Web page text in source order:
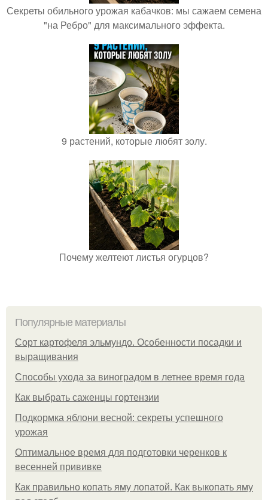
Секреты обильного урожая кабачков: мы сажаем семена
"на Ребро" для максимального эффекта.
9 растений, которые любят золу.
Почему желтеют листья огурцов?
Популярные материалы
Сорт картофеля эльмундо. Особенности посадки и
выращивания
Способы ухода за виноградом в летнее время года
Как выбрать саженцы гортензии
Подкормка яблони весной: секреты успешного
урожая
Оптимальное время для подготовки черенков к
весенней прививке
Как правильно копать яму лопатой. Как выкопать яму